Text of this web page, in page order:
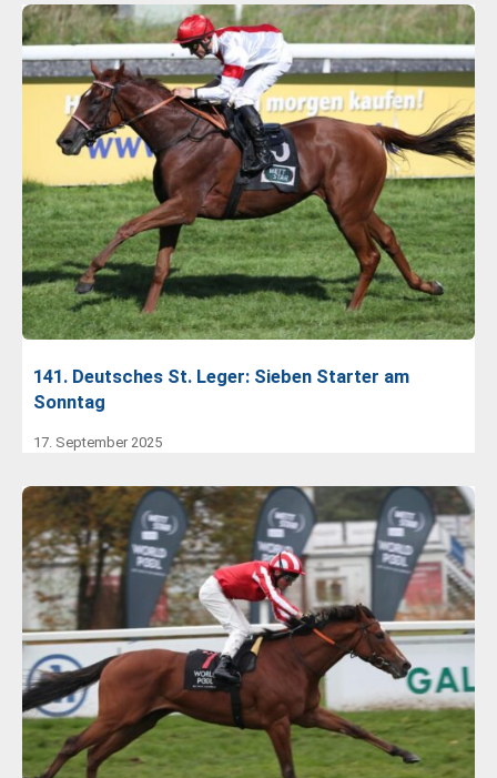
141. Deutsches St. Leger: Sieben Starter am
Sonntag
17. September 2025